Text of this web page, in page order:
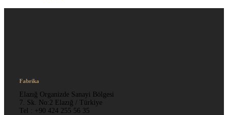
Fabrika
Elazığ Organizde Sanayi Bölgesi
7. Sk. No:2 Elazığ / Türkiye
Tel : +90 424 255 56 35